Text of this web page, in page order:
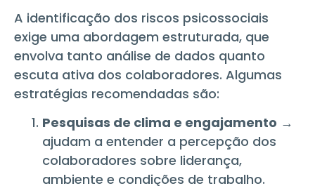
A identificação dos riscos psicossociais
exige uma abordagem estruturada, que
envolva tanto análise de dados quanto
escuta ativa dos colaboradores. Algumas
estratégias recomendadas são:
Pesquisas de clima e engajamento →
ajudam a entender a percepção dos
colaboradores sobre liderança,
ambiente e condições de trabalho.